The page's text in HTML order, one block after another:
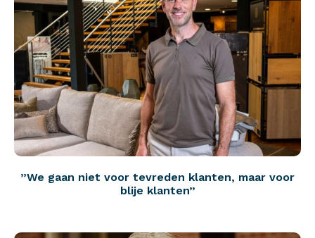
”We gaan niet voor tevreden klanten, maar voor
blije klanten”